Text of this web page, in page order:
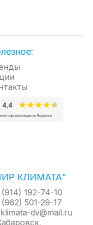
это без лишних
LED-
режимов
в
управления
пульт
крепится к
объем
позволит
мощности до
и
2
КЛИМАТА"
192-74-10
501-29-17
dv@mail.ru